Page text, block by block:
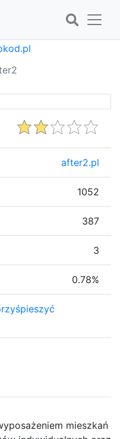
mieszkań
after2.pl
1052
387
3
0.78%